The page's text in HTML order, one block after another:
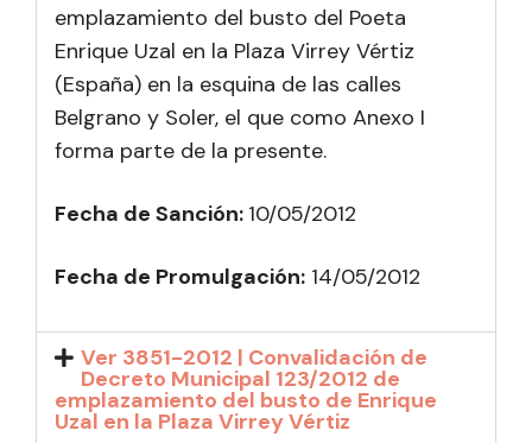
emplazamiento del busto del Poeta
Enrique Uzal en la Plaza Virrey Vértiz
(España) en la esquina de las calles
Belgrano y Soler, el que como Anexo I
forma parte de la presente.
Fecha de Sanción: 10/05/2012
Fecha de Promulgación: 14/05/2012
Ver 3851-2012 | Convalidación de
Decreto Municipal 123/2012 de
emplazamiento del busto de Enrique
Uzal en la Plaza Virrey Vértiz